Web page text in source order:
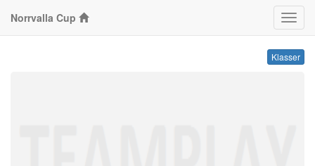
Norrvalla Cup
Klasser